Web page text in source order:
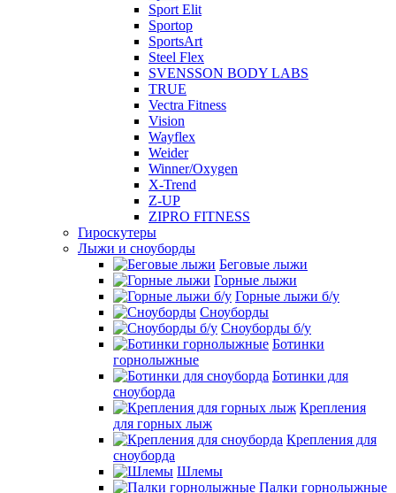
Sport Elit
Sportop
SportsArt
Steel Flex
SVENSSON BODY LABS
TRUE
Vectra Fitness
Vision
Wayflex
Weider
Winner/Oxygen
X-Trend
Z-UP
ZIPRO FITNESS
Гироскутеры
Лыжи и сноуборды
Беговые лыжи
Горные лыжи
Горные лыжи б/у
Сноуборды
Сноуборды б/у
Ботинки
горнолыжные
Ботинки для
сноуборда
Крепления
для горных лыж
Крепления для
сноуборда
Шлемы
Палки горнолыжные